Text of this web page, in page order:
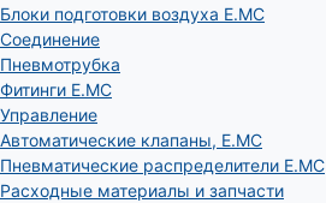
Блоки подготовки воздуха E.MC
Соединение
Пневмотрубка
Фитинги E.MC
Управление
Автоматические клапаны, Е.МС
Пневматические распределители E.MC
Расходные материалы и запчасти